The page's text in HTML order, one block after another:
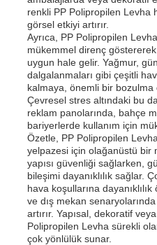
renkli PP Polipropilen Levha
görsel etkiyi artırır.
Ayrıca, PP Polipropilen
mükemmel direnç
uygun hale gelir. Yağmur,
dalgalanmaları gibi çeşitli
kalmaya, önemli bir bozulma
Çevresel stres altındaki bu
reklam panolarında, bahçe
bariyerlerde kullanım için
Özetle, PP Polipropilen
yelpazesi için olağanüstü bir
yapısı güvenliği sağlarken,
bileşimi dayanıklılık sağlar.
hava koşullarına
ve dış mekan
artırır. Yapısal, dekoratif
Polipropilen Levha sürekli
çok yönlülük sunar.